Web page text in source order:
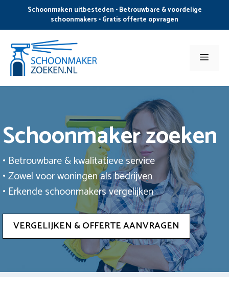
de
inhoud
Schoonmaken uitbesteden • Betrouwbare & voordelige
schoonmakers • Gratis offerte opvragen
Menu
Schoonmaker zoeken
• Betrouwbare & kwalitatieve service
• Zowel voor woningen als bedrijven
• Erkende schoonmakers vergelijken
VERGELIJKEN & OFFERTE AANVRAGEN